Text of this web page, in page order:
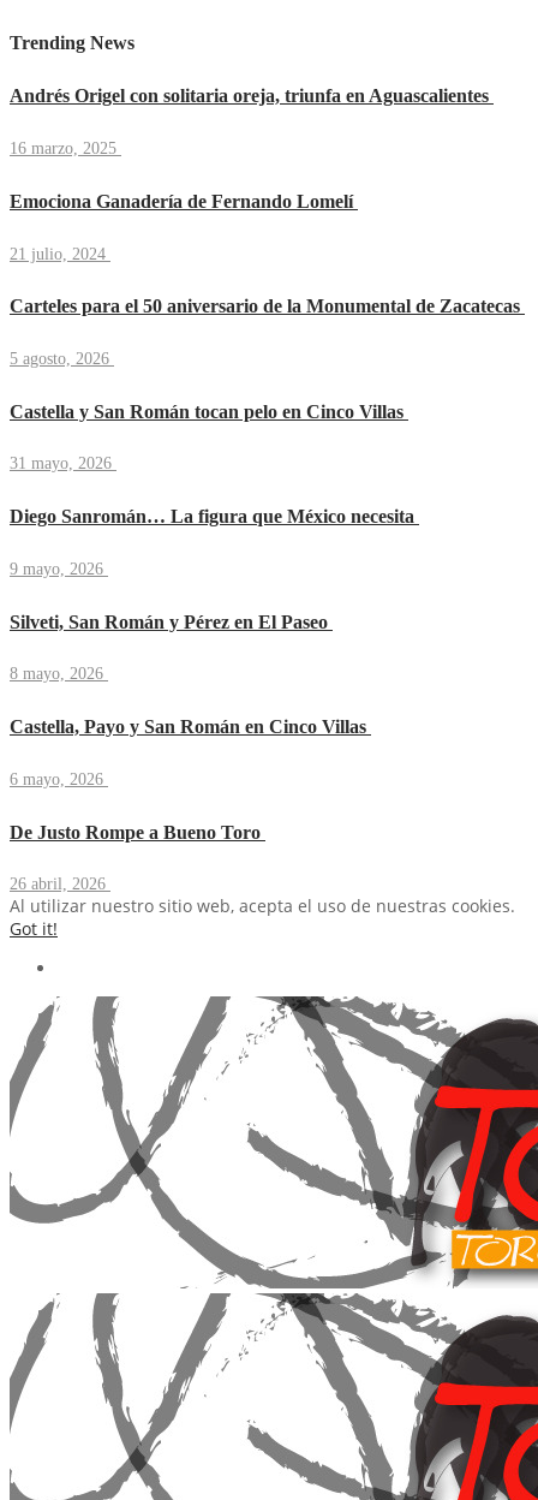
Trending News
Andrés Origel con solitaria oreja, triunfa en Aguascalientes
16 marzo, 2025
Emociona Ganadería de Fernando Lomelí
21 julio, 2024
Carteles para el 50 aniversario de la Monumental de Zacatecas
5 agosto, 2026
Castella y San Román tocan pelo en Cinco Villas
31 mayo, 2026
Diego Sanromán… La figura que México necesita
9 mayo, 2026
Silveti, San Román y Pérez en El Paseo
8 mayo, 2026
Castella, Payo y San Román en Cinco Villas
6 mayo, 2026
De Justo Rompe a Bueno Toro
26 abril, 2026
Al utilizar nuestro sitio web, acepta el uso de nuestras cookies.
Got it!